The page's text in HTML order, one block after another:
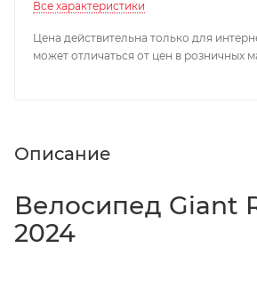
Все характеристики
Цена действительна только для
может отличаться от цен в розничных
Описание
Велосипед Giant
2024